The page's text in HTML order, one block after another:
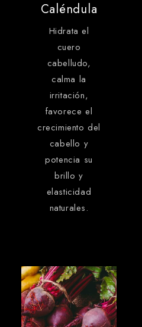
Caléndula
Hidrata el
cuero
cabelludo,
calma la
irritación,
favorece el
crecimiento del
cabello y
potencia su
brillo y
elasticidad
naturales.